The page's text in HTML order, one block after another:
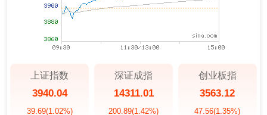
上证指数
3940.04
39.69(1.02%)
深证成指
14311.01
200.89(1.42%)
创业板指
3563.12
47.56(1.35%)